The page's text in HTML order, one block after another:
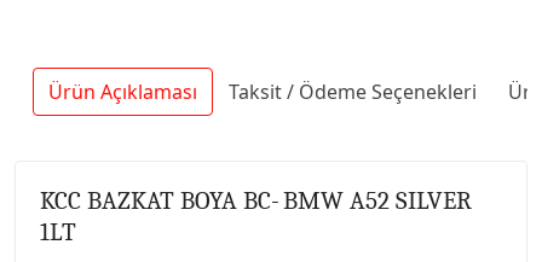
Ürün Açıklaması Taksit / Ödeme Seçenekleri
KCC BAZKAT BOYA BC-BMW A52 SILVER
1LT